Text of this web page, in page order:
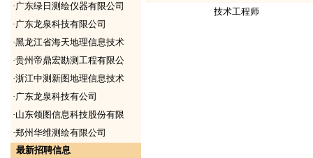
·广东绿日测绘仪器有限公司
·广东龙泉科技有限公司
·黑龙江省海天地理信息技术
·贵州帝鼎宏勘测工程有限公
·浙江中测新图地理信息技术
·广东龙泉科技有公司
·山东领图信息科技股份有限
·郑州华维测绘有限公司
最新招聘信息
技术工程师